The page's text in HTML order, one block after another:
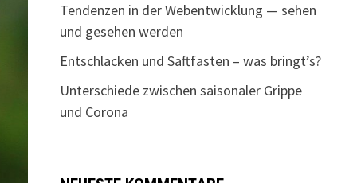
Tendenzen in der Webentwicklung — sehen
und gesehen werden
Entschlacken und Saftfasten – was bringt’s?
Unterschiede zwischen saisonaler Grippe
und Corona